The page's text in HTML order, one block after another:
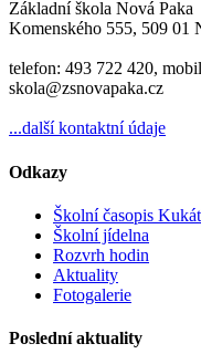
Základní škola Nová Paka
Komenského 555, 509 01
telefon: 493 722 420,
skola@zsnovapaka.cz
...další kontaktní údaje
Odkazy
Školní časopis
Školní jídelna
Rozvrh hodin
Aktuality
Fotogalerie
Poslední aktuality